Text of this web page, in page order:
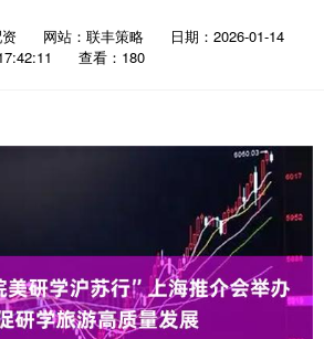
网站：联丰策略
日期：2026-01-14
查看：180